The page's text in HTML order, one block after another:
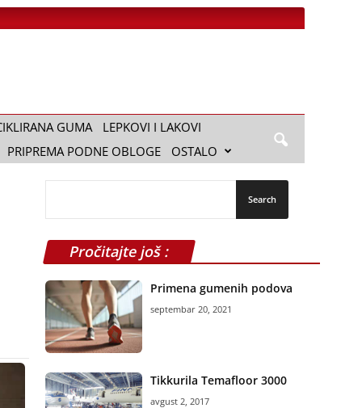
GUMA
LEPKOVI I LAKOVI
PRIPREMA PODNE OBLOGE
OSTALO
Pročitajte još :
Primena gumenih podova
septembar 20, 2021
Tikkurila Temafloor 3000
avgust 2, 2017